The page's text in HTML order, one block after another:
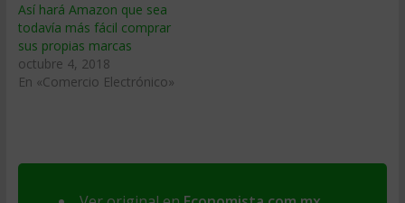
Así hará Amazon que sea
todavía más fácil comprar
sus propias marcas
octubre 4, 2018
En «Comercio Electrónico»